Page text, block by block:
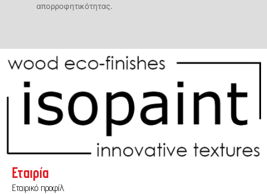
απορροφητικότητας.
Εταιρία
Εταιρικό προφίλ